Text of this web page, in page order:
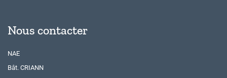
Nous contacter
NAE
Bât. CRIANN